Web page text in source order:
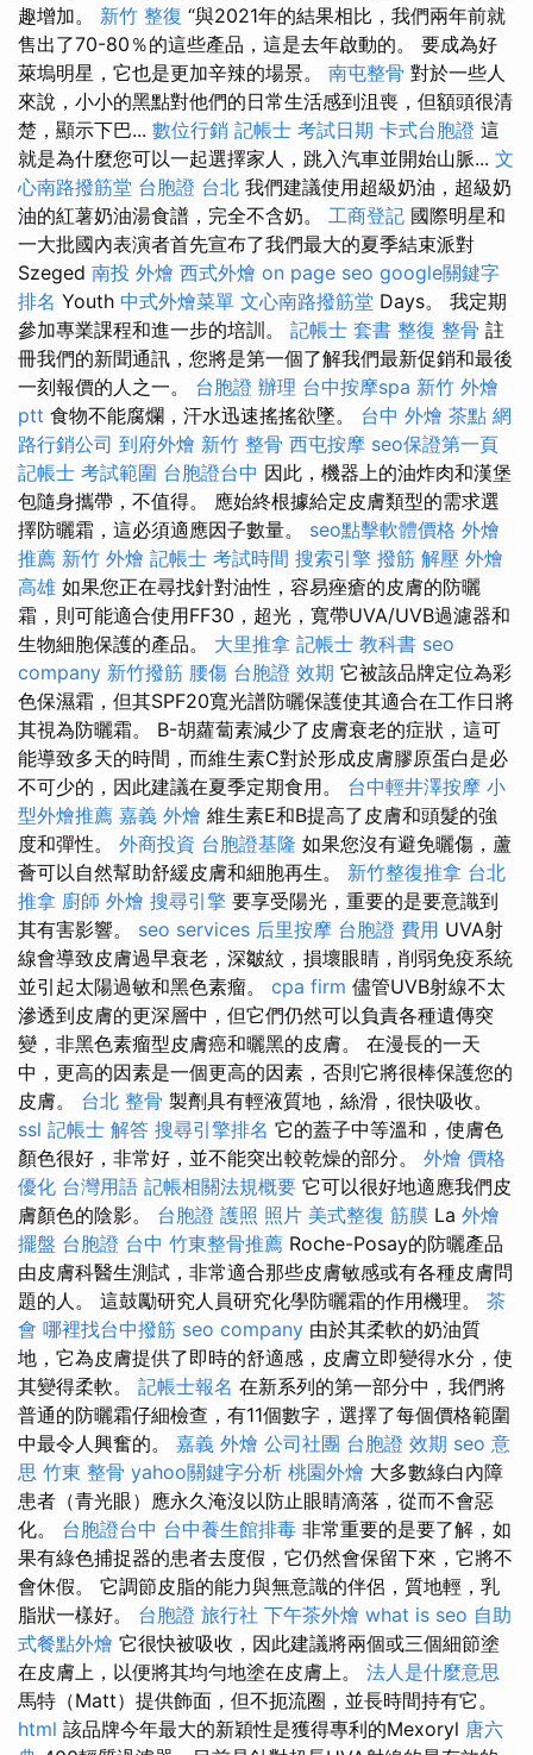
趣增加。 新竹 整復 “與2021年的結果相比，我們兩年前就
售出了70-80％的這些產品，這是去年啟動的。 要成為好
萊塢明星，它也是更加辛辣的場景。 南屯整骨 對於一些人
來說，小小的黑點對他們的日常生活感到沮喪，但額頭很清
楚，顯示下巴... 數位行銷 記帳士 考試日期 卡式台胞證 這
就是為什麼您可以一起選擇家人，跳入汽車並開始山脈... 文
心南路撥筋堂 台胞證 台北 我們建議使用超級奶油，超級奶
油的紅薯奶油湯食譜，完全不含奶。 工商登記 國際明星和
一大批國內表演者首先宣布了我們最大的夏季結束派對
Szeged 南投 外燴 西式外燴 on page seo google關鍵字
排名 Youth 中式外燴菜單 文心南路撥筋堂 Days。 我定期
參加專業課程和進一步的培訓。 記帳士 套書 整復 整骨 註
冊我們的新聞通訊，您將是第一個了解我們最新促銷和最後
一刻報價的人之一。 台胞證 辦理 台中按摩spa 新竹 外燴
ptt 食物不能腐爛，汗水迅速搖搖欲墜。 台中 外燴 茶點 網
路行銷公司 到府外燴 新竹 整骨 西屯按摩 seo保證第一頁
記帳士 考試範圍 台胞證台中 因此，機器上的油炸肉和漢堡
包隨身攜帶，不值得。 應始終根據給定皮膚類型的需求選
擇防曬霜，這必須適應因子數量。 seo點擊軟體價格 外燴
推薦 新竹 外燴 記帳士 考試時間 搜索引擎 撥筋 解壓 外燴
高雄 如果您正在尋找針對油性，容易痤瘡的皮膚的防曬
霜，則可能適合使用FF30，超光，寬帶UVA/UVB過濾器和
生物細胞保護的產品。 大里推拿 記帳士 教科書 seo
company 新竹撥筋 腰傷 台胞證 效期 它被該品牌定位為彩
色保濕霜，但其SPF20寬光譜防曬保護使其適合在工作日將
其視為防曬霜。 Β-胡蘿蔔素減少了皮膚衰老的症狀，這可
能導致多天的時間，而維生素C對於形成皮膚膠原蛋白是必
不可少的，因此建議在夏季定期食用。 台中輕井澤按摩 小
型外燴推薦 嘉義 外燴 維生素E和B提高了皮膚和頭髮的強
度和彈性。 外商投資 台胞證基隆 如果您沒有避免曬傷，蘆
薈可以自然幫助舒緩皮膚和細胞再生。 新竹整復推拿 台北
推拿 廚師 外燴 搜尋引擎 要享受陽光，重要的是要意識到
其有害影響。 seo services 后里按摩 台胞證 費用 UVA射
線會導致皮膚過早衰老，深皺紋，損壞眼睛，削弱免疫系統
並引起太陽過敏和黑色素瘤。 cpa firm 儘管UVB射線不太
滲透到皮膚的更深層中，但它們仍然可以負責各種遺傳突
變，非黑色素瘤型皮膚癌和曬黑的皮膚。 在漫長的一天
中，更高的因素是一個更高的因素，否則它將很棒保護您的
皮膚。 台北 整骨 製劑具有輕液質地，絲滑，很快吸收。
ssl 記帳士 解答 搜尋引擎排名 它的蓋子中等溫和，使膚色
顏色很好，非常好，並不能突出較乾燥的部分。 外燴 價格
優化 台灣用語 記帳相關法規概要 它可以很好地適應我們皮
膚顏色的陰影。 台胞證 護照 照片 美式整復 筋膜 La 外燴
擺盤 台胞證 台中 竹東整骨推薦 Roche-Posay的防曬產品
由皮膚科醫生測試，非常適合那些皮膚敏感或有各種皮膚問
題的人。 這鼓勵研究人員研究化學防曬霜的作用機理。 茶
會 哪裡找台中撥筋 seo company 由於其柔軟的奶油質
地，它為皮膚提供了即時的舒適感，皮膚立即變得水分，使
其變得柔軟。 記帳士報名 在新系列的第一部分中，我們將
普通的防曬霜仔細檢查，有11個數字，選擇了每個價格範圍
中最令人興奮的。 嘉義 外燴 公司社團 台胞證 效期 seo 意
思 竹東 整骨 yahoo關鍵字分析 桃園外燴 大多數綠白內障
患者（青光眼）應永久淹沒以防止眼睛滴落，從而不會惡
化。 台胞證台中 台中養生館排毒 非常重要的是要了解，如
果有綠色捕捉器的患者去度假，它仍然會保留下來，它將不
會休假。 它調節皮脂的能力與無意識的伴侶，質地輕，乳
脂狀一樣好。 台胞證 旅行社 下午茶外燴 what is seo 自助
式餐點外燴 它很快被吸收，因此建議將兩個或三個細節塗
在皮膚上，以便將其均勻地塗在皮膚上。 法人是什麼意思
馬特（Matt）提供飾面，但不扼流圈，並長時間持有它。
html 該品牌今年最大的新穎性是獲得專利的Mexoryl 唐六